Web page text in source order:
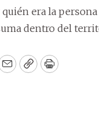
era la
dentro del
EmailCopyPrint